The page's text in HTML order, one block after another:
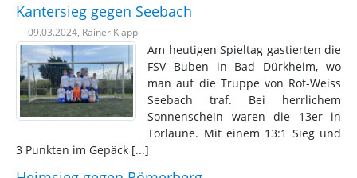
Kantersieg gegen Seebach
— 09.03.2024, Rainer Klapp
Am heutigen Spieltag gastierten die
FSV Buben in Bad Dürkheim, wo
man auf die Truppe von Rot-Weiss
Seebach traf. Bei herrlichem
Sonnenschein waren die 13er in
Torlaune. Mit einem 13:1 Sieg und
3 Punkten im Gepäck [...]